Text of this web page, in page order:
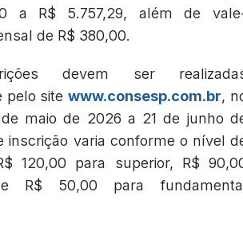
a R$ 5.757,29, além de
de R$ 380,00.
devem ser
pelo sitewww.consesp.com.br,
maio de 2026 a 21 de junho
inscrição varia conforme o nível
120,00 para superior, R$
R$ 50,00 para